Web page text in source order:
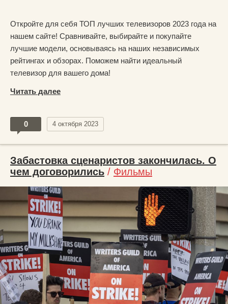
Откройте для себя ТОП лучших телевизоров 2023 года на
нашем сайте! Сравнивайте, выбирайте и покупайте
лучшие модели, основываясь на наших независимых
рейтингах и обзорах. Поможем найти идеальный
телевизор для вашего дома!
Читать далее
0 4 октября 2023
Забастовка сценаристов закончилась. О
чем договорились / Фильмы